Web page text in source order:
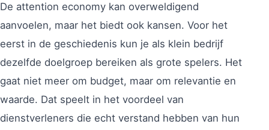
De attention economy kan overweldigend
aanvoelen, maar het biedt ook kansen. Voor het
eerst in de geschiedenis kun je als klein bedrijf
dezelfde doelgroep bereiken als grote spelers. Het
gaat niet meer om budget, maar om relevantie en
waarde. Dat speelt in het voordeel van
dienstverleners die echt verstand hebben van hun